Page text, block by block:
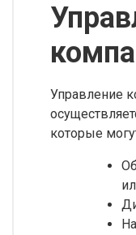
Управление
которые